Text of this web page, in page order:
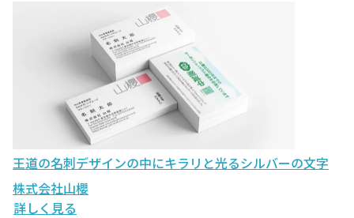
王道の名刺デザインの中にキラリと光るシルバーの文字
株式会社山櫻
詳しく見る